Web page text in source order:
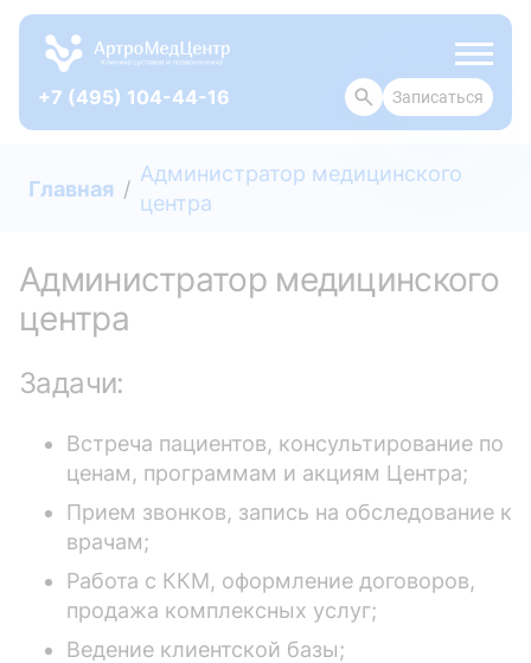
+7 (495) 104-44-16 Записаться
Главная
Администратор медицинского
центра
Администратор медицинского
центра
Задачи:
Встреча пациентов, консультирование по
ценам, программам и акциям Центра;
Прием звонков, запись на обследование к
врачам;
Работа с ККМ, оформление договоров,
продажа комплексных услуг;
Ведение клиентской базы;